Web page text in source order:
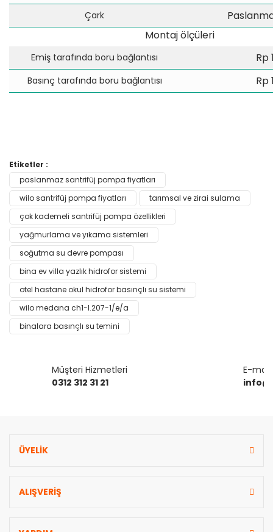
Çark
Montaj ölçüleri
Emiş tarafında boru bağlantısı Rp
Basınç tarafında boru bağlantısı Rp
Bu ürüne ilk yorumu siz yapın!
Yorum Yaz
Bu ürünün fiyat bilgisi, resim, ürün açıklamalarında ve diğer
konularda yetersiz gördüğünüz noktaları öneri formunu
kullanarak tarafımıza iletebilirsiniz.
Görüş ve önerileriniz için teşekkür ederiz.
Ürün resmi kalitesiz, bozuk veya görüntülenemiyor.
Ürün açıklamasında eksik bilgiler bulunuyor.
Ürün bilgilerinde hatalar bulunuyor.
Ürün fiyatı diğer sitelerden daha pahalı.
Bu ürüne benzer farklı alternatifler olmalı.
Gönder
Etiketler :
paslanmaz santrifüj pompa fiyatları
wilo santrifüj pompa fiyatları
tarımsal ve zirai sulama
çok kademeli santrifüj pompa özellikleri
yağmurlama ve yıkama sistemleri
soğutma su devre pompası
bina ev villa yazlık hidrofor sistemi
otel hastane okul hidrofor basınçlı su sistemi
wilo medana ch1-l.207-1/e/a
binalara basınçlı su temini
Müşteri Hizmetleri
0312 312 31 21
E-mail
ÜYELİK
ALIŞVERİŞ